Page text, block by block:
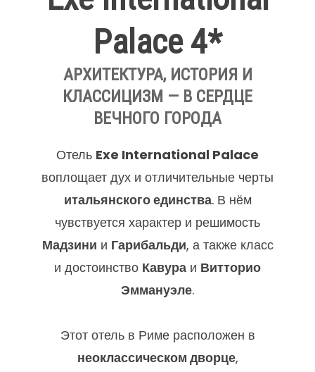
Exe International
Palace 4*
КЛАССИЦИЗМ — В СЕРДЦЕ
ВЕЧНОГО ГОРОДА
ОтельExe International Palace
воплощает дух и отличительные черты
итальянского единства. В нём
чувствуется характер и решимость
и достоинствоКавураиВитторио
Эммануэле.